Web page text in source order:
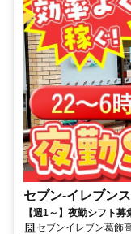
セブン-イレブン
【週1～】夜勤シフト
セブンイレブン葛飾